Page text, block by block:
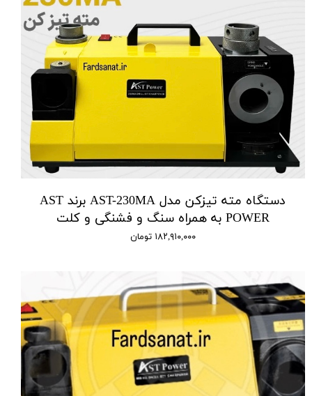
دستگاه مته تیزکن مدل AST-230MA برند AST
POWER به همراه سنگ و فشنگی و کلت
۱۸۲,۹۱۰,۰۰۰ تومان